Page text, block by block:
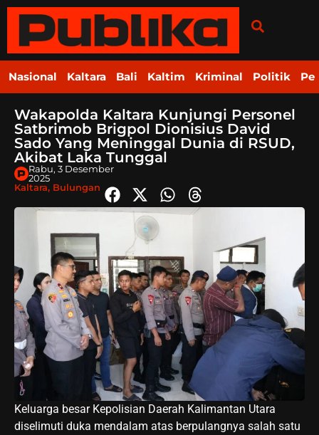
Nasional Kaltara Bali Kaltim Kriminal Politik
Wakapolda Kaltara Kunjungi Personel
Satbrimob Brigpol Dionisius David
Sado Yang Meninggal Dunia di RSUD,
Akibat Laka Tunggal
Rabu, 3 Desember
2025
Kaltara, Bulungan
Keluarga besar Kepolisian Daerah Kalimantan Utara
diselimuti duka mendalam atas berpulangnya salah satu